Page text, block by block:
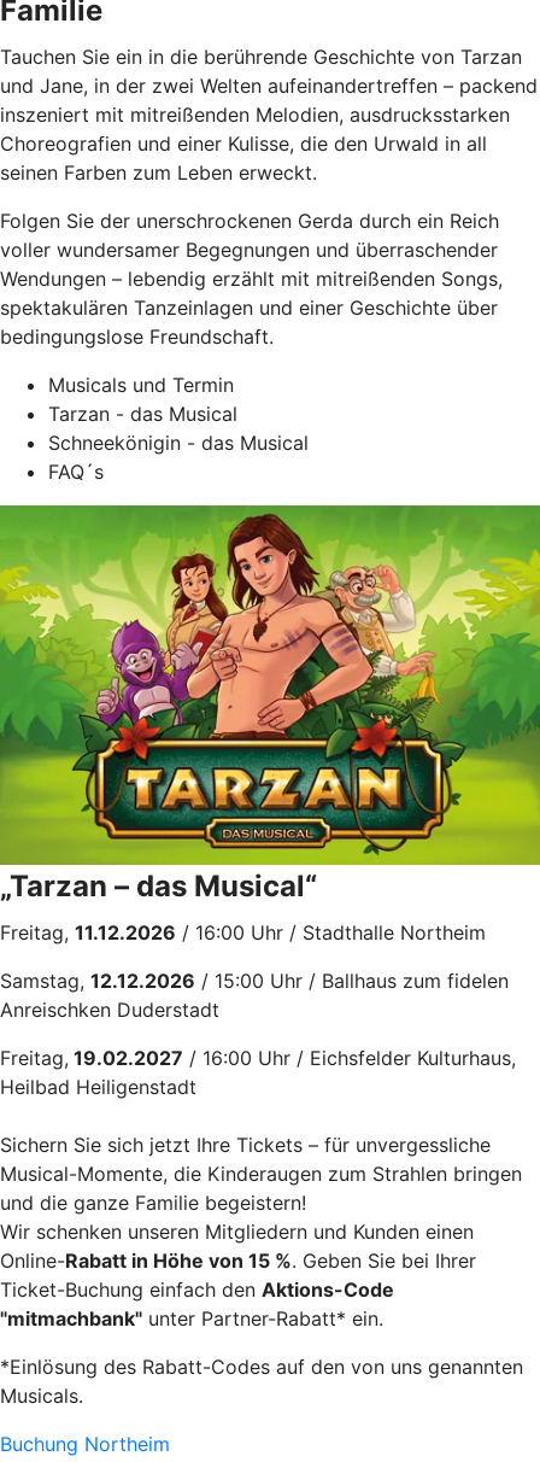
Familie
Tauchen Sie ein in die berührende Geschichte von Tarzan
und Jane, in der zwei Welten aufeinandertreffen – packend
inszeniert mit mitreißenden Melodien, ausdrucksstarken
Choreografien und einer Kulisse, die den Urwald in all
seinen Farben zum Leben erweckt.
Folgen Sie der unerschrockenen Gerda durch ein Reich
voller wundersamer Begegnungen und überraschender
Wendungen – lebendig erzählt mit mitreißenden Songs,
spektakulären Tanzeinlagen und einer Geschichte über
bedingungslose Freundschaft.
Musicals und Termin
Tarzan - das Musical
Schneekönigin - das Musical
FAQ´s
„Tarzan – das Musical“
Freitag, 11.12.2026 / 16:00 Uhr / Stadthalle Northeim
Samstag, 12.12.2026 / 15:00 Uhr / Ballhaus zum fidelen
Anreischken Duderstadt
Freitag, 19.02.2027 / 16:00 Uhr / Eichsfelder Kulturhaus,
Heilbad Heiligenstadt
Sichern Sie sich jetzt Ihre Tickets – für unvergessliche
Musical-Momente, die Kinderaugen zum Strahlen bringen
und die ganze Familie begeistern!
Wir schenken unseren Mitgliedern und Kunden einen
Online-Rabatt in Höhe von 15 %. Geben Sie bei Ihrer
Ticket-Buchung einfach den Aktions-Code
"mitmachbank" unter Partner-Rabatt* ein.
*Einlösung des Rabatt-Codes auf den von uns genannten
Musicals.
Buchung Northeim